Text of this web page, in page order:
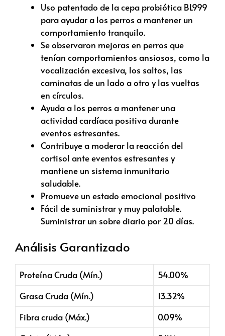
Uso patentado de la cepa probiótica BL999
para ayudar a los perros a mantener un
comportamiento tranquilo.
Se observaron mejoras en perros que
tenían comportamientos ansiosos, como la
vocalización excesiva, los saltos, las
caminatas de un lado a otro y las vueltas
en círculos.
Ayuda a los perros a mantener una
actividad cardíaca positiva durante
eventos estresantes.
Contribuye a moderar la reacción del
cortisol ante eventos estresantes y
mantiene un sistema inmunitario
saludable.
Promueve un estado emocional positivo
Fácil de suministrar y muy palatable.
Suministrar un sobre diario por 20 días.
Análisis Garantizado
Proteína Cruda (Mín.)
54.00%
Grasa Cruda (Mín.)
13.32%
Fibra cruda (Máx.)
0.09%